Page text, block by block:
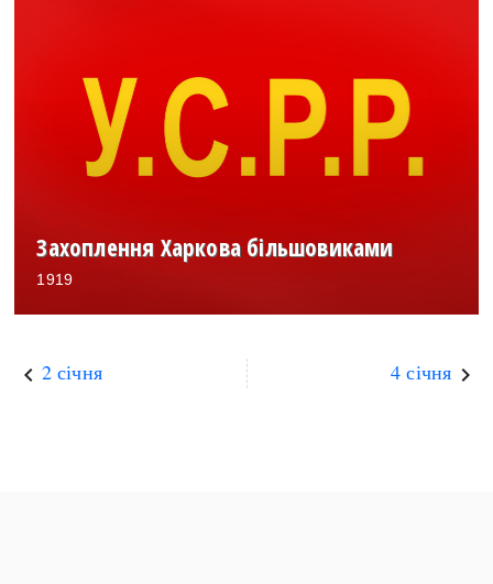
Захоплення Харкова більшовиками
1919
keyboard_arrow_left 2 січня 4 січня keyboard_arrow_right